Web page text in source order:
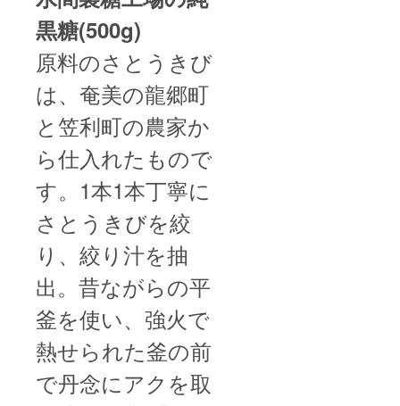
黒糖(500g)
原料のさとうきび
は、奄美の龍郷町
と笠利町の農家か
ら仕入れたもので
す。1本1本丁寧に
さとうきびを絞
り、絞り汁を抽
出。昔ながらの平
釜を使い、強火で
熱せられた釜の前
で丹念にアクを取